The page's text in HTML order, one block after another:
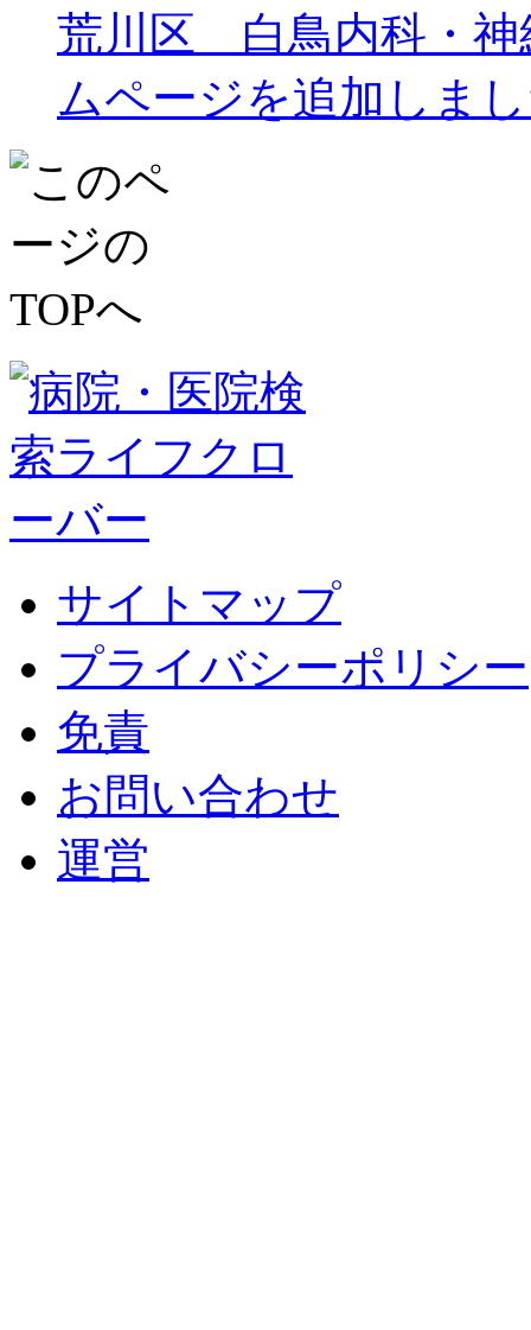
荒川区 白鳥内科・神
ムページを追加しま
サイトマップ
プライバシーポリシー
免責
お問い合わせ
運営